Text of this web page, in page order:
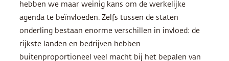
hebben we maar weinig kans om de werkelijke
agenda te beïnvloeden. Zelfs tussen de staten
onderling bestaan enorme verschillen in invloed: de
rijkste landen en bedrijven hebben
buitenproportioneel veel macht bij het bepalen van